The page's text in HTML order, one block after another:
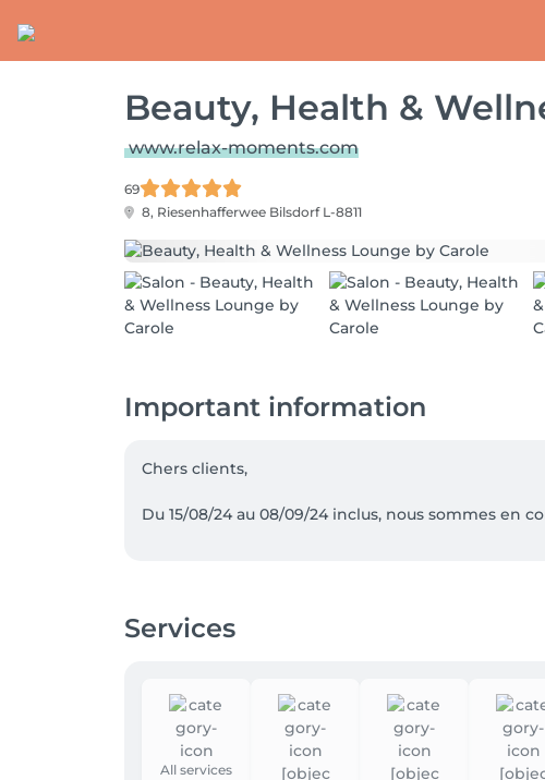
Beauty, Health &
www.relax-moments.com
69
8, Riesenhafferwee Bilsdorf L-8811
Important information
Chers clients,
Du 15/08/24 au 08/09/24 inclus, nous sommes en
Services
All services